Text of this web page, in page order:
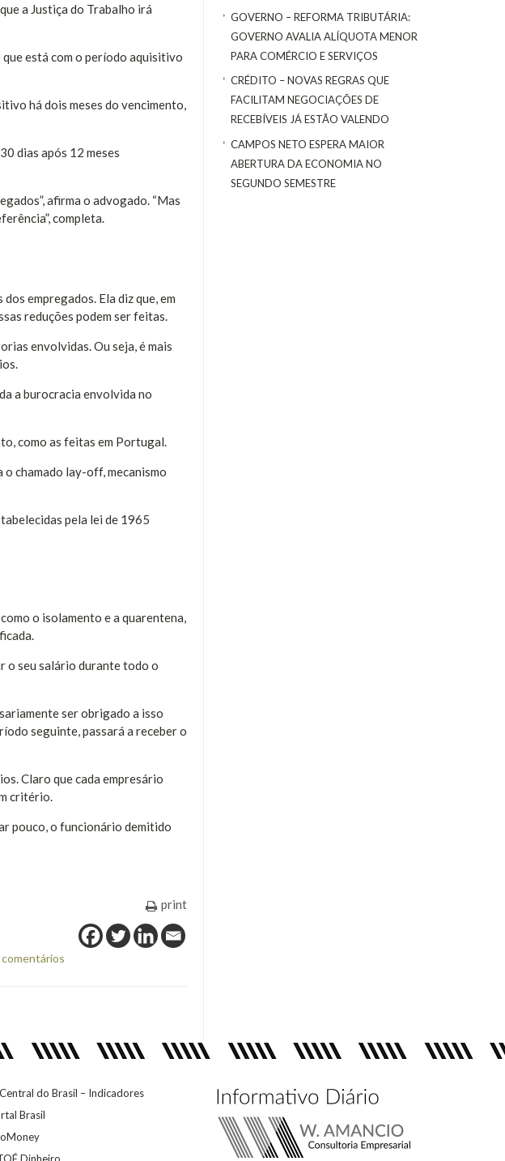
GOVERNO – REFORMA TRIBUTÁRIA:
GOVERNO AVALIA ALÍQUOTA MENOR
PARA COMÉRCIO E SERVIÇOS
CRÉDITO – NOVAS REGRAS QUE
FACILITAM NEGOCIAÇÕES DE
RECEBÍVEIS JÁ ESTÃO VALENDO
CAMPOS NETO ESPERA MAIOR
ABERTURA DA ECONOMIA NO
SEGUNDO SEMESTRE
a Justiça do Trabalho irá
está com o período aquisitivo
há dois meses do vencimento,
dias após 12 meses
afirma o advogado. “Mas
completa.
empregados. Ela diz que, em
reduções podem ser feitas.
envolvidas. Ou seja, é mais
a burocracia envolvida no
como as feitas em Portugal.
chamado lay-off, mecanismo
pela lei de 1965
o isolamento e a quarentena,
o seu salário durante todo o
ser obrigado a isso
seguinte, passará a receber o
Claro que cada empresário
critério.
pouco, o funcionário demitido
print
do Brasil – Indicadores
Brasil